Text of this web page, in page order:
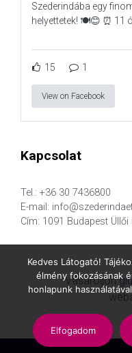
Szederindába egy
helyettetek! 🍽️😊 ⏰ 11
15 1
View on Facebook
Kapcsolat
Tel.: +36 30 7436800
E-mail:
Cím: 1091 Budapest
Vásároljon
Kedves Látogató!
élmény fokozásának
honlapunk
Elfogadom